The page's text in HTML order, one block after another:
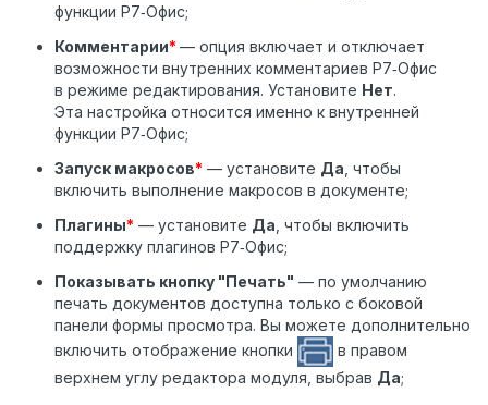
функции Р7‑Офис;
Комментарии* — опция включает и отключает
возможности внутренних комментариев Р7‑Офис
в режиме редактирования. Установите Нет.
Эта настройка относится именно к внутренней
функции Р7‑Офис;
Запуск макросов* — установите Да , чтобы
включить выполнение макросов в документе;
Плагины* — установите Да , чтобы включить
поддержку плагинов Р7‑Офис;
Показывать кнопку "Печать" — по умолчанию
печать документов доступна только с боковой
панели формы просмотра. Вы можете дополнительно
включить отображение кнопки
в правом
верхнем углу редактора модуля, выбрав Да;